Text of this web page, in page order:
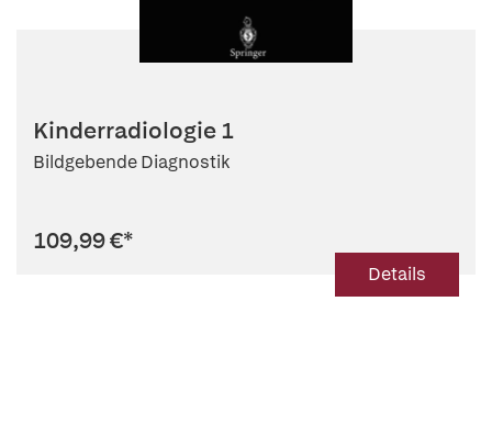
Kinderradiologie 1
Bildgebende Diagnostik
109,99 €*
Details